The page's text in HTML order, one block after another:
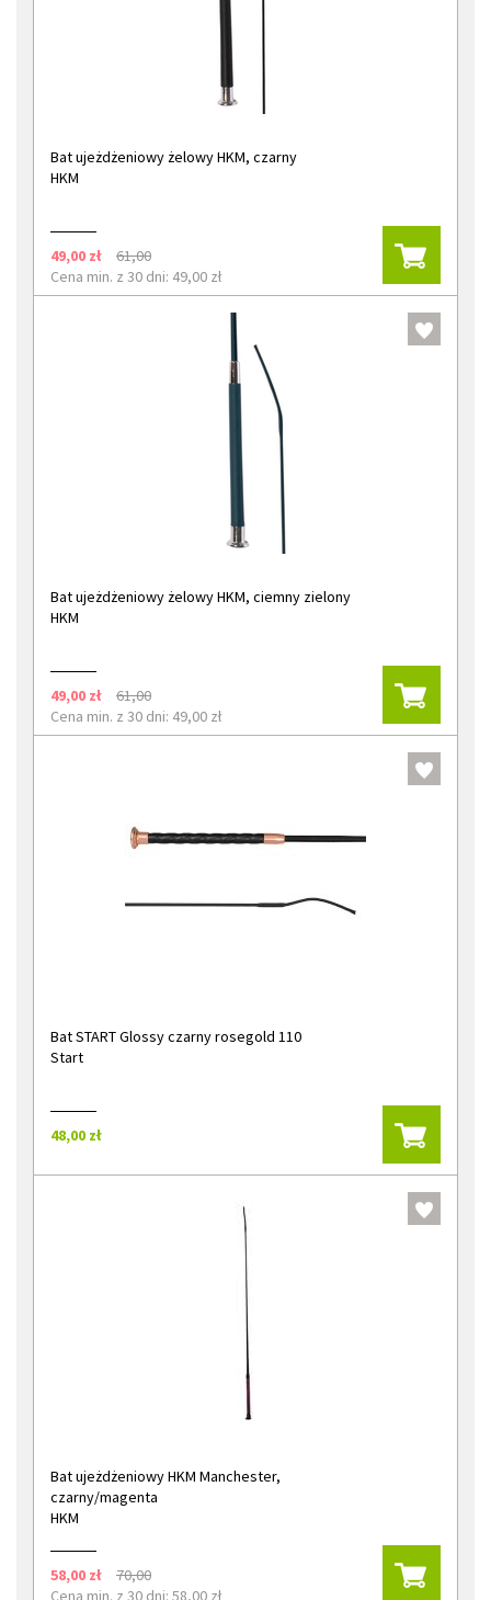
Bat ujeżdżeniowy żelowy HKM, czarny
HKM
49,00 zł
61,00
Cena min. z 30 dni: 49,00 zł
Bat ujeżdżeniowy żelowy HKM, ciemny zielony
HKM
49,00 zł
61,00
Cena min. z 30 dni: 49,00 zł
Bat START Glossy czarny rosegold 110
Start
48,00 zł
Bat ujeżdżeniowy HKM Manchester,
czarny/magenta
HKM
58,00 zł
70,00
Cena min. z 30 dni: 58,00 zł